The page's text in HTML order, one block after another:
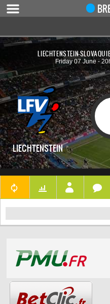
Notice : Undefined
ACCUEIL
ACTUALITÉ
COUPE DU MONDE 2019
MONDIAL 2014
CALENDRIER / RÉSULTATS
QUARTS DE FINALE
DEMI-FINALES
CLASSEMENTS
LES BUTEURS
LES 32 ÉQUIPES
LES STADES
HISTORIQUE
LIECHTENSTEIN-
Friday 07 June -
LIECHTENSTEIN